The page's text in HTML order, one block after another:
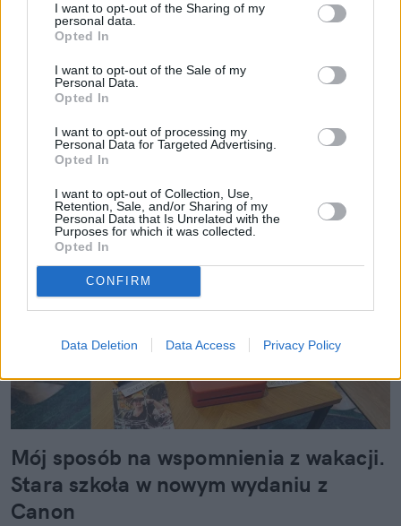
I want to opt-out of the Sharing of my
personal data.
Opted In
I want to opt-out of the Sale of my
Personal Data.
Opted In
I want to opt-out of processing my
Personal Data for Targeted Advertising.
Opted In
I want to opt-out of Collection, Use,
Retention, Sale, and/or Sharing of my
Personal Data that Is Unrelated with the
Purposes for which it was collected.
Opted In
CONFIRM
Data Deletion Data Access Privacy Policy
"Związki".
Pokaż więcej
Czytaj więcej
Mój sposób na wspomnienia z wakacji.
Stara szkoła w nowym wydaniu z
Canon